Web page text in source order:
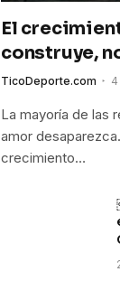
El
construye,
TicoDeporte.com
La mayoría de las
amor
crecimiento…